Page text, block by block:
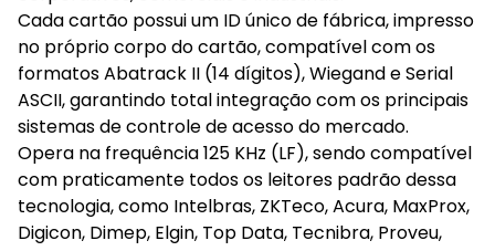
Cada cartão possui um ID único de fábrica, impresso
no próprio corpo do cartão, compatível com os
formatos Abatrack II (14 dígitos), Wiegand e Serial
ASCII, garantindo total integração com os principais
sistemas de controle de acesso do mercado.
Opera na frequência 125 KHz (LF), sendo compatível
com praticamente todos os leitores padrão dessa
tecnologia, como Intelbras, ZKTeco, Acura, MaxProx,
Digicon, Dimep, Elgin, Top Data, Tecnibra, Proveu,